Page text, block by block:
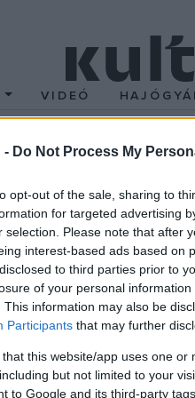
- Do Not Process My
opt-out of the sale, sharing to
for targeted advertising
selection. Please note that after
interest-based ads based on
to third parties prior to
of your personal
This information may also be
Participants that may further
that this website/app uses one
but not limited to your
to Google and its third-party
VIDEÓ
TÖRTÉNT
22-én történt
a napon tartotta meg
koncertjét a 100 Tagú
a Budapest Kongresszusi
Az 1985. november 2-án,
Cigányzenekar